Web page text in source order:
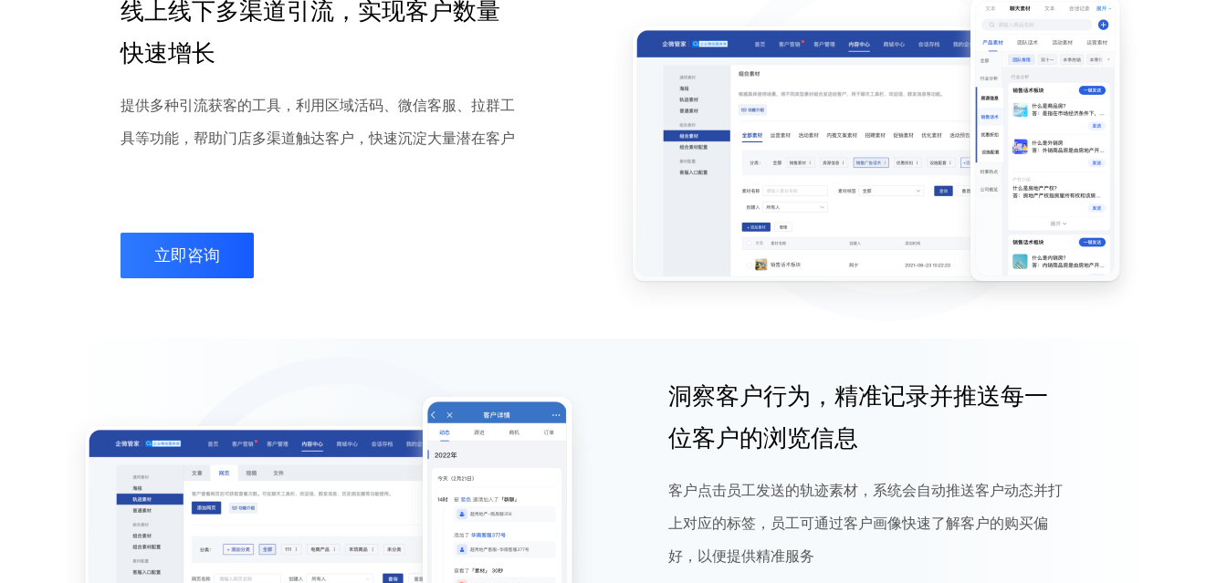
线上线下多渠道引流，实现客户数量
快速增长
提供多种引流获客的工具，利用区域活码、微信客服、拉群工
具等功能，帮助门店多渠道触达客户，快速沉淀大量潜在客户
立即咨询
洞察客户行为，精准记录并推送每一
位客户的浏览信息
客户点击员工发送的轨迹素材，系统会自动推送客户动态并打
上对应的标签，员工可通过客户画像快速了解客户的购买偏
好，以便提供精准服务